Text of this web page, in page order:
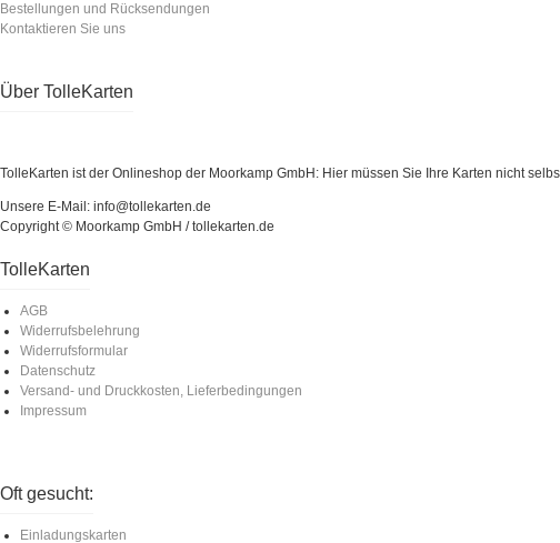
Bestellungen und Rücksendungen
Kontaktieren Sie uns
Über TolleKarten
TolleKarten ist der Onlineshop der Moorkamp GmbH: Hier müssen Sie Ihre Karten nicht
Unsere E-Mail: info@tollekarten.de
Copyright © Moorkamp GmbH / tollekarten.de
TolleKarten
AGB
Widerrufsbelehrung
Widerrufsformular
Datenschutz
Versand- und Druckkosten, Lieferbedingungen
Impressum
Oft gesucht:
Einladungskarten